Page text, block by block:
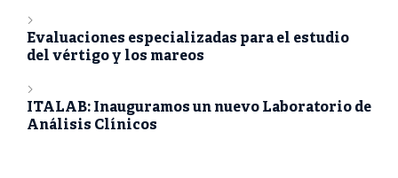
Evaluaciones especializadas para el estudio
del vértigo y los mareos
ITALAB: Inauguramos un nuevo Laboratorio de
Análisis Clínicos